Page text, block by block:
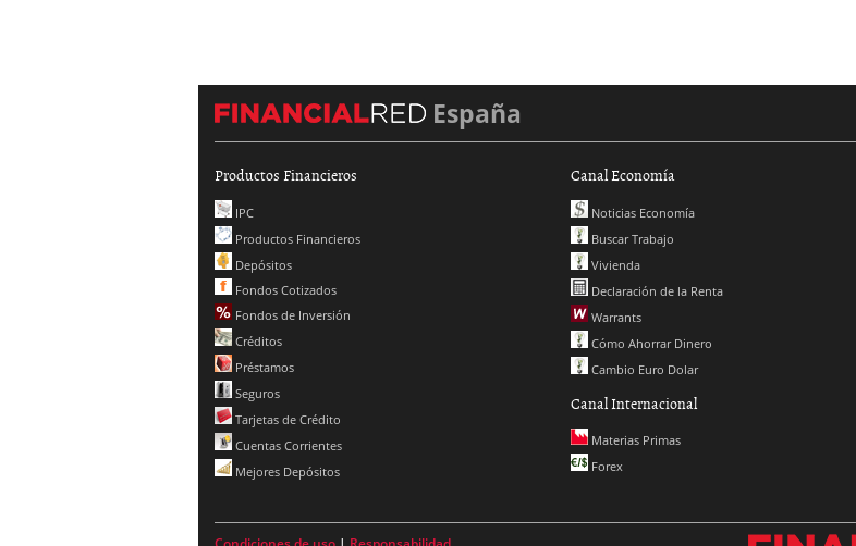
España
Productos Financieros
IPC
Productos Financieros
Depósitos
Fondos Cotizados
Fondos de Inversión
Créditos
Préstamos
Seguros
Tarjetas de Crédito
Cuentas Corrientes
Mejores Depósitos
Canal Economía
Noticias Economía
Buscar Trabajo
Vivienda
Declaración de la Renta
Warrants
Cómo Ahorrar Dinero
Cambio Euro Dolar
Canal Internacional
Materias Primas
Forex